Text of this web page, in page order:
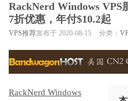
RackNerd Windows VPS
7折优惠，年付$10.2起
VPS推荐发布于 2020-08-15 分类：
RackNerd Windows